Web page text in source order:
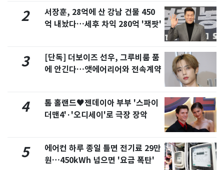
2
서장훈, 28억에 산 강남 건물 450
억 내놨다…세후 차익 280억 '잭팟'
3
[단독] 더보이즈 선우, 그루비룸 품
에 안긴다…앳에어리어와 전속계약
4
톰 홀랜드♥젠데이아 부부 '스파이
더맨4'·'오디세이'로 극장 장악
5
에어컨 하루 종일 틀면 전기료 29만
원…450kWh 넘으면 '요금 폭탄'